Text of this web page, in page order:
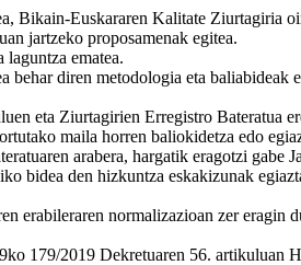
Bikain-Euskararen Kalitate Ziurtagiria
jartzeko proposamenak egitea.
ematea.
behar diren metodologia eta baliabideak
eta Ziurtagirien Erregistro Bateratua
maila horren baliokidetza edo
arabera, hargatik eragotzi gabe
bidea den hizkuntza eskakizunak
erabileraren normalizazioan zer eragin
179/2019 Dekretuaren 56. artikuluan